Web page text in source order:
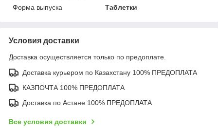
Форма выпуска
Таблетки
Условия доставки
Доставка осуществляется только по предоплате.
Доставка курьером по Казахстану 100% ПРЕДОПЛАТА
КАЗПОЧТА 100% ПРЕДОПЛАТА
Доставка по Астане 100% ПРЕДОПЛАТА
Все условия доставки